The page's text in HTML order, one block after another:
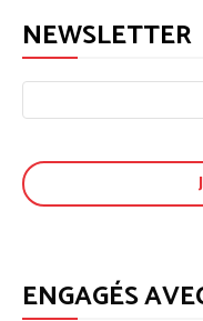
NEWSLETTER
ENGAGÉS